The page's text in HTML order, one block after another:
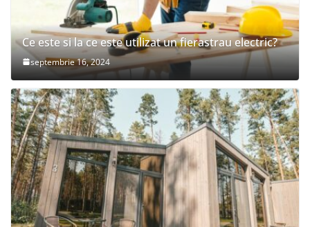
Ce este si la ce este utilizat un fierastrau electric?
septembrie 16, 2024